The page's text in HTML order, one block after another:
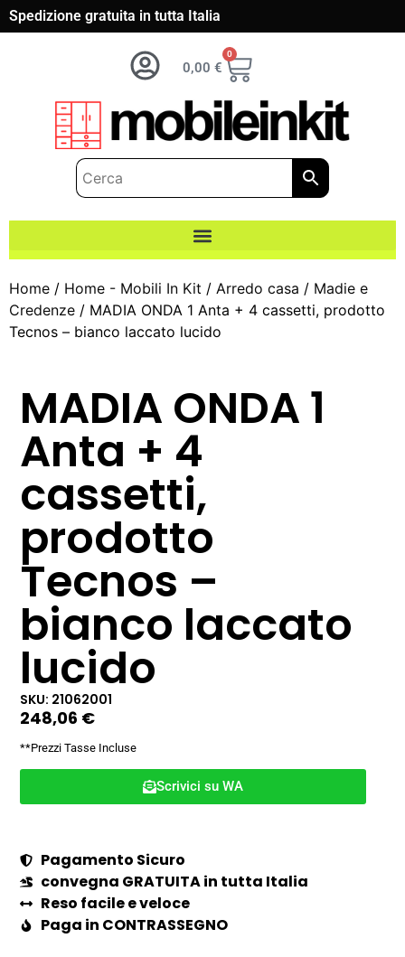
Spedizione gratuita in tutta Italia
0,00 €
0
Home / Home - Mobili In Kit / Arredo casa / Madie e
Credenze / MADIA ONDA 1 Anta + 4 cassetti, prodotto
Tecnos – bianco laccato lucido
MADIA ONDA 1
Anta + 4
cassetti,
prodotto
Tecnos –
bianco laccato
lucido
SKU: 21062001
248,06 €
**Prezzi Tasse Incluse
Scrivici su WA
Pagamento Sicuro
convegna GRATUITA in tutta Italia
Reso facile e veloce
Paga in CONTRASSEGNO